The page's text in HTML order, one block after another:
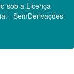
sob a Licença
- SemDerivações